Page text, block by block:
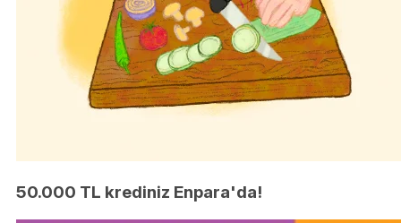
50.000 TL krediniz Enpara'da!